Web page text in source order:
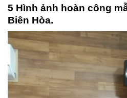
5 Hình ảnh hoàn công
Biên Hòa.